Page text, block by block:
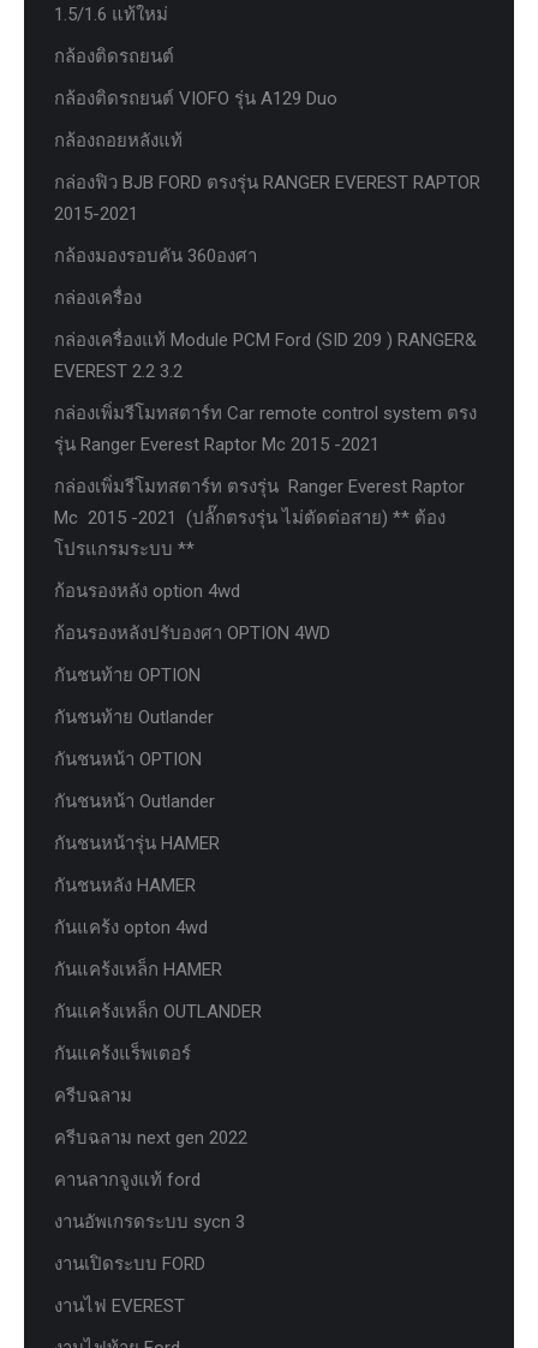
1.5/1.6 แท้ใหม่
กล้องติดรถยนต์
กล้องติดรถยนต์ VIOFO รุ่น A129 Duo
กล้องถอยหลังแท้
กล่องฟิว BJB FORD ตรงรุ่น RANGER EVEREST RAPTOR
2015-2021
กล้องมองรอบคัน 360องศา
กล่องเครื่อง
กล่องเครื่องแท้ Module PCM Ford (SID 209 ) RANGER&
EVEREST 2.2 3.2
กล่องเพิ่มรีโมทสตาร์ท Car remote control system ตรง
รุ่น Ranger Everest Raptor Mc 2015 -2021
กล่องเพิ่มรีโมทสตาร์ท ตรงรุ่น Ranger Everest Raptor
Mc 2015 -2021 (ปลั๊กตรงรุ่น ไม่ตัดต่อสาย) ** ต้อง
โปรแกรมระบบ **
ก้อนรองหลัง option 4wd
ก้อนรองหลังปรับองศา OPTION 4WD
กันชนท้าย OPTION
กันชนท้าย Outlander
กันชนหน้า OPTION
กันชนหน้า Outlander
กันชนหน้ารุ่น HAMER
กันชนหลัง HAMER
กันแคร้ง opton 4wd
กันแคร้งเหล็ก HAMER
กันแคร้งเหล็ก OUTLANDER
กันแคร้งแร็พเตอร์
ครีบฉลาม
ครีบฉลาม next gen 2022
คานลากจูงแท้ ford
งานอัพเกรดระบบ sycn 3
งานเปิดระบบ FORD
งานไฟ EVEREST